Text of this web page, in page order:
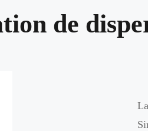
de